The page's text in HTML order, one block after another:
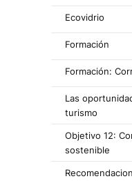
Ecovidrio
Formación
Formación:
Las
turismo
Objetivo 12:
sostenible